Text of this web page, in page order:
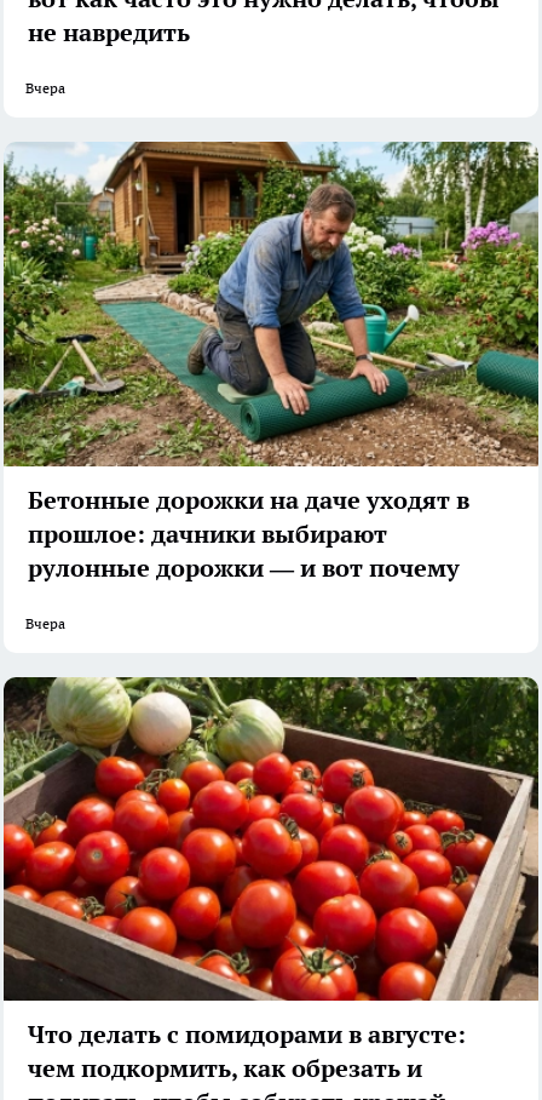
не навредить
Вчера
Бетонные дорожки на даче уходят в
прошлое: дачники выбирают
рулонные дорожки — и вот почему
Вчера
Что делать с помидорами в августе:
чем подкормить, как обрезать и